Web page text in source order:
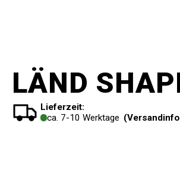
LÄND
Lieferzeit:
ca. 7-10 Werktage